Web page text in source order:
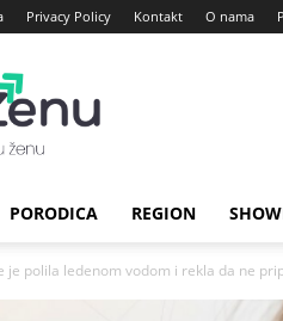
Privacy Policy Kontakt O nama
PORODICA REGION
je polila ledenom vodom i rekla da ne